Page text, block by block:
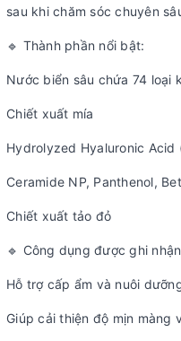
sau khi chăm sóc chuyên
🔹 Thành phần nổi bật:
Nước biển sâu chứa 74 loại
Chiết xuất mía
Hydrolyzed Hyaluronic Acid
Ceramide NP, Panthenol,
Chiết xuất tảo đỏ
🔹 Công dụng được ghi
Hỗ trợ cấp ẩm và nuôi
Giúp cải thiện độ mịn màng